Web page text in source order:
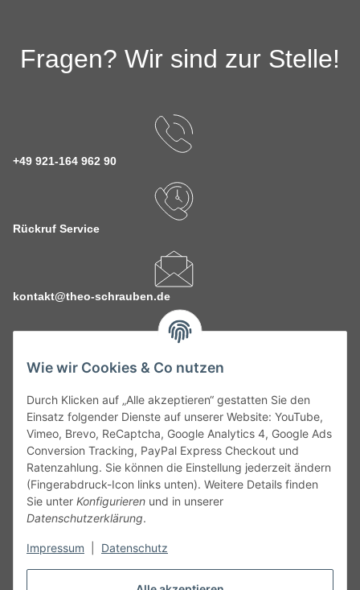
Wie wir Cookies & Co nutzen
Durch Klicken auf „Alle akzeptieren“ gestatten Sie den
Einsatz folgender Dienste auf unserer Website: YouTube,
Vimeo, Brevo, ReCaptcha, Google Analytics 4, Google Ads
Conversion Tracking, PayPal Express Checkout und
Ratenzahlung. Sie können die Einstellung jederzeit ändern
(Fingerabdruck-Icon links unten). Weitere Details finden
Sie unter Konfigurieren und in unserer
Datenschutzerklärung.
Impressum Datenschutz
Fragen? Wir sind zur Stelle!
+49 921-164 962 90
Rückruf Service
kontakt@theo-schrauben.de
Service
Gesetzliche Informationen
Alle technischen Angaben ohne Gewähr. Irrtümer und fehlerhafte
Angaben vorbehalten. Wenn Sie Datenblätter oder spezielle
unseren Kundenservice. Abbildungen der Artikel können